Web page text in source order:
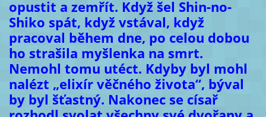
opustit a zemřít. Když šel Shin-no-
Shiko spát, když vstával, když
pracoval během dne, po celou dobou
ho strašila myšlenka na smrt.
Nemohl tomu utéct. Kdyby byl mohl
nalézt „elixír věčného života“, býval
by byl šťastný. Nakonec se císař